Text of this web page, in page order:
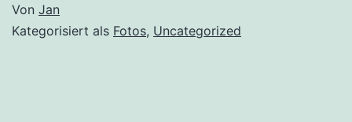
Von Jan
Kategorisiert als Fotos, Uncategorized